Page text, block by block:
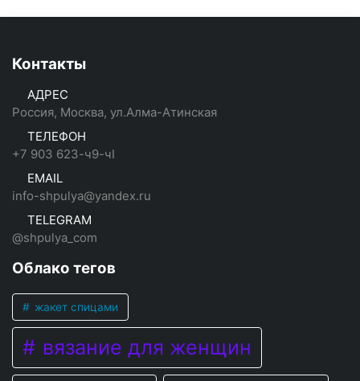
Контакты
АДРЕС
Россия, Москва, ул.Алма-Атинская
ТЕЛЕФОН
+7 903 623-ч9-чI
EMAIL
info-shpulya@yandex.ru
TELEGRAM
@shpulya_com
Облако тегов
жакет спицами
вязание для женщин